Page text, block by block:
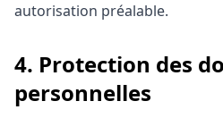
autorisation préalable.
4. Protection des
personnelles